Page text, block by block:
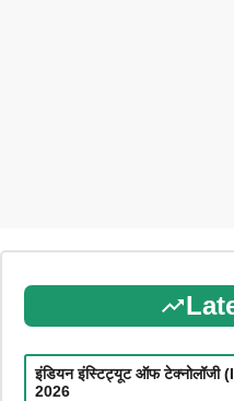
इंडियन इंस्टिट्यूट ऑफ टेक्नोलॉजी
2026